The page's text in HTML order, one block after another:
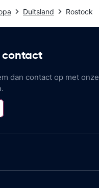
Duitsland Rostock
contact
dan contact op met onze